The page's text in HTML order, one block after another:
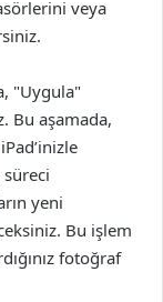
veya
"Uygula"
Bu aşamada,
süreci
yeni
Bu işlem
fotoğraf